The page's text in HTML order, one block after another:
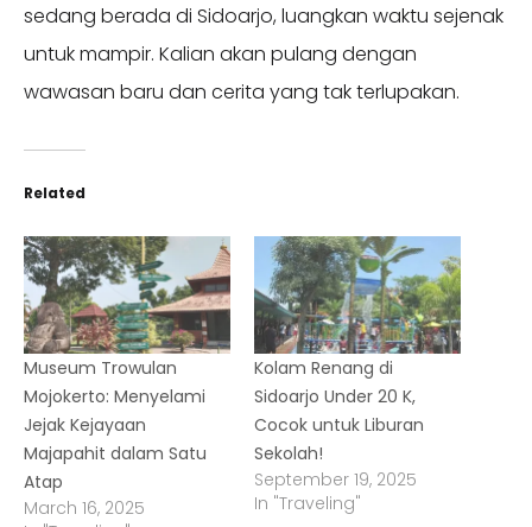
sedang berada di Sidoarjo, luangkan waktu sejenak
untuk mampir. Kalian akan pulang dengan
wawasan baru dan cerita yang tak terlupakan.
Related
Museum Trowulan
Mojokerto: Menyelami
Jejak Kejayaan
Majapahit dalam Satu
Atap
March 16, 2025
Kolam Renang di
Sidoarjo Under 20 K,
Cocok untuk Liburan
Sekolah!
September 19, 2025
In "Traveling"